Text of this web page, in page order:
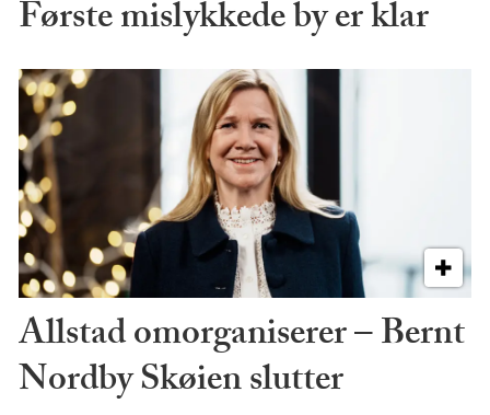
Første mislykkede by er klar
Allstad omorganiserer – Bernt
Nordby Skøien slutter